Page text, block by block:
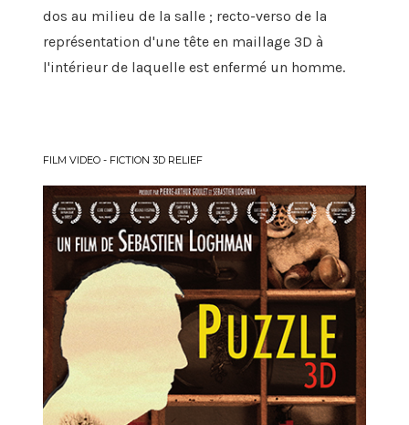
dos au milieu de la salle ; recto-verso de la
représentation d'une tête en maillage 3D à
l'intérieur de laquelle est enfermé un homme.
FILM VIDEO - FICTION 3D RELIEF